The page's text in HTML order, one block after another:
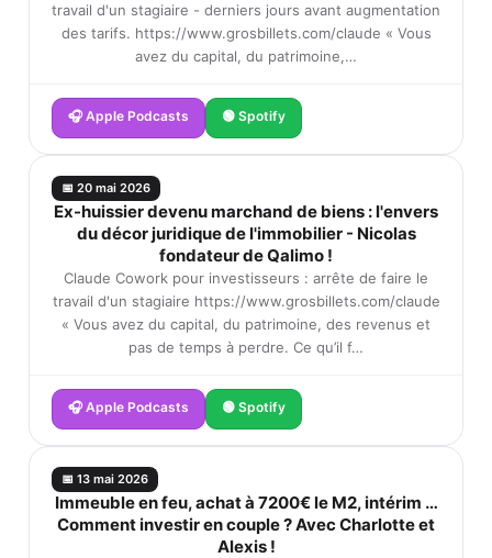
travail d'un stagiaire - derniers jours avant augmentation
des tarifs. https://www.grosbillets.com/claude « Vous
avez du capital, du patrimoine,…
🎧 Apple Podcasts 🟢 Spotify
📅 20 mai 2026
Ex-huissier devenu marchand de biens : l'envers
du décor juridique de l'immobilier - Nicolas
fondateur de Qalimo !
Claude Cowork pour investisseurs : arrête de faire le
travail d'un stagiaire https://www.grosbillets.com/claude
« Vous avez du capital, du patrimoine, des revenus et
pas de temps à perdre. Ce qu’il f…
🎧 Apple Podcasts 🟢 Spotify
📅 13 mai 2026
Immeuble en feu, achat à 7200€ le M2, intérim …
Comment investir en couple ? Avec Charlotte et
Alexis !